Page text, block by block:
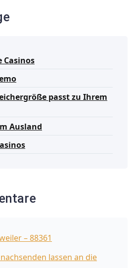
Casinos
passt zu Ihrem
Ausland
– 88361
lassen an die